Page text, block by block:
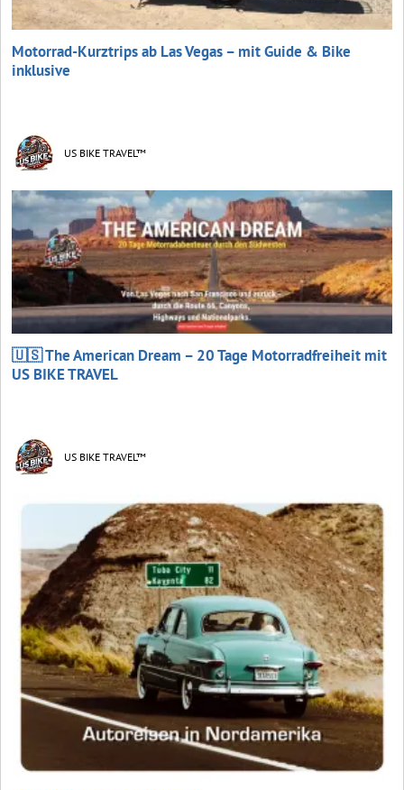
Motorrad-Kurztrips ab Las Vegas – mit Guide & Bike
inklusive
US BIKE TRAVEL™
🇺🇸 The American Dream – 20 Tage Motorradfreiheit mit
US BIKE TRAVEL
US BIKE TRAVEL™